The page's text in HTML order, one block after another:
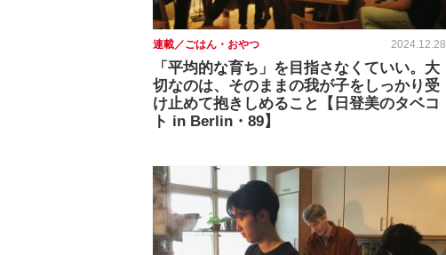
連載／ごはん・おやつ 2024.12.28
「平均的な育ち」を目指さなくていい。大
切なのは、そのままの我が子をしっかり受
け止めて抱きしめること【日登美のタベコ
ト in Berlin・89】